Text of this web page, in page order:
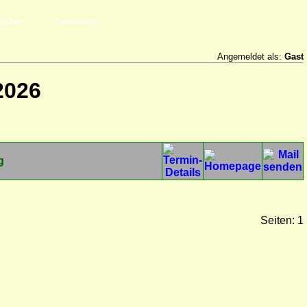
Jahr Terminliste
Angemeldet als: Gast
Seiten: 1